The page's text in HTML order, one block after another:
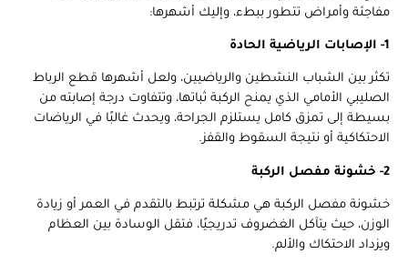
مفاجئة وأمراض تتطور ببطء، وإليك أشهرها:
1- الإصابات الرياضية الحادة
تكثر بين الشباب النشطين والرياضيين، ولعل أشهرها قطع الرباط
الصليبي الأمامي الذي يمنح الركبة ثباتها، وتتفاوت درجة إصابته من
بسيطة إلى تمزق كامل يستلزم الجراحة، ويحدث غالبًا في الرياضات
الاحتكاكية أو نتيجة السقوط والقفز.
2- خشونة مفصل الركبة
خشونة مفصل الركبة هي مشكلة ترتبط بالتقدم في العمر أو زيادة
الوزن، حيث يتآكل الغضروف تدريجيًا، فتقل الوسادة بين العظام
ويزداد الاحتكاك والألم.